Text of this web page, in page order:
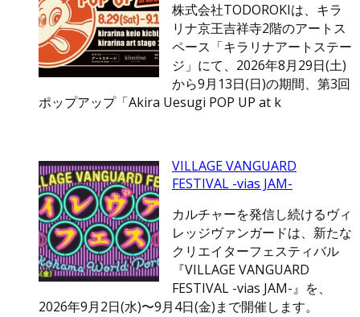
株式会社TODOROKIは、キラ
リナ京王吉祥寺2階のアートス
ペース「キラリナアートステー
ジ」にて、2026年8月29日(土)
から9月13日(日)の期間、第3回
ポップアップ「Akira Uesugi POP UP at k
VILLAGE VANGUARD
FESTIVAL -vias JAM-
カルチャーを発信し続けるヴィ
レッジヴァンガードは、新たな
クリエイターフェスティバル
『VILLAGE VANGUARD
FESTIVAL -vias JAM-』を、
2026年9月2日(水)〜9月4日(金)まで開催します。